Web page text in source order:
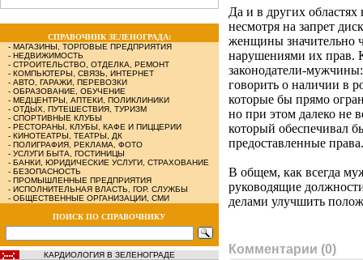
СПРАВОЧНИК ЗЕЛЕНОГРАДА:
- МАГАЗИНЫ, ТОРГОВЫЕ ПРЕДПРИЯТИЯ
- НЕДВИЖИМОСТЬ
- СТРОИТЕЛЬСТВО, ОТДЕЛКА, РЕМОНТ
- КОМПЬЮТЕРЫ, СВЯЗЬ, ИНТЕРНЕТ
- АВТО, ГАРАЖИ, ПЕРЕВОЗКИ
- ОБРАЗОВАНИЕ, ОБУЧЕНИЕ
- МЕДЦЕНТРЫ, АПТЕКИ, ПОЛИКЛИНИКИ
- ОТДЫХ, ПУТЕШЕСТВИЯ, ТУРИЗМ
- СПОРТИВНЫЕ КЛУБЫ
- РЕСТОРАНЫ, КЛУБЫ, КАФЕ И ПИЦЦЕРИИ
- КИНОТЕАТРЫ, ТЕАТРЫ, ДК
- ПОЛИГРАФИЯ, РЕКЛАМА, ФОТО
- УСЛУГИ БЫТА, ГОСТИНИЦЫ
- БАНКИ, ЮРИДИЧЕСКИЕ УСЛУГИ, СТРАХОВАНИЕ
- БЕЗОПАСНОСТЬ
- ПРОМЫШЛЕННЫЕ ПРЕДПРИЯТИЯ
- ИСПОЛНИТЕЛЬНАЯ ВЛАСТЬ, ГОР. СЛУЖБЫ
- ОБЩЕСТВЕННЫЕ ОРГАНИЗАЦИИ, СМИ
ПОИСК ПО СПРАВОЧНИКУ
КАРДИОЛОГИЯ В ЗЕЛЕНОГРАДЕ
Да и в других областях
несмотря на запрет
женщины значительно
нарушениями их прав.
законодатели-
говорить о наличии в
которые бы прямо
но при этом далеко не
который обеспечивал
предоставленные
В общем, как всегда
руководящие
делами улучшить
Комментарии (0)